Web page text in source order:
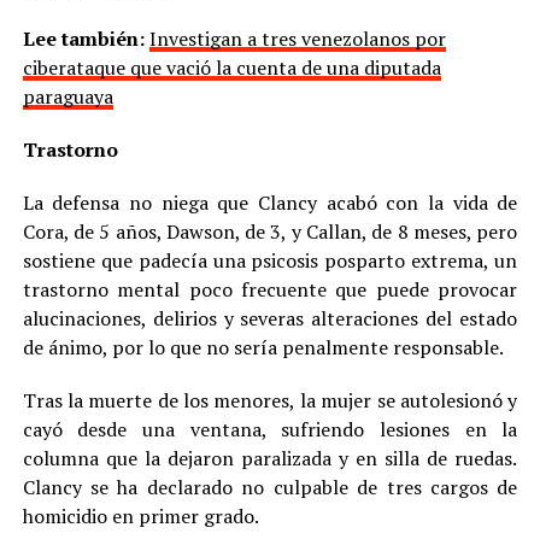
Lee también:Investigan a tres venezolanos por
ciberataque que vació la cuenta de una diputada
paraguaya
Trastorno
La defensa no niega que Clancy acabó con la vida de
Cora, de 5 años, Dawson, de 3, y Callan, de 8 meses, pero
sostiene que padecía una psicosis posparto extrema, un
trastorno mental poco frecuente que puede provocar
alucinaciones, delirios y severas alteraciones del estado
de ánimo, por lo que no sería penalmente responsable.
Tras la muerte de los menores, la mujer se autolesionó y
cayó desde una ventana, sufriendo lesiones en la
columna que la dejaron paralizada y en silla de ruedas.
Clancy se ha declarado no culpable de tres cargos de
homicidio en primer grado.